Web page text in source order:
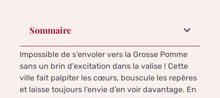
Sommaire
Impossible de s’envoler vers la Grosse Pomme
sans un brin d’excitation dans la valise ! Cette
ville fait palpiter les cœurs, bouscule les repères
et laisse toujours l’envie d’en voir davantage. En